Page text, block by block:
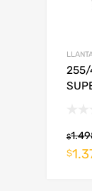
255/
$
$